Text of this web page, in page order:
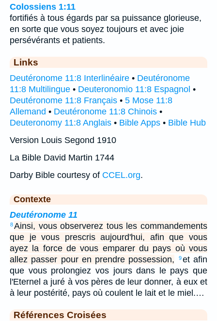
Colossiens 1:11
fortifiés à tous égards par sa puissance glorieuse,
en sorte que vous soyez toujours et avec joie
persévérants et patients.
Links
Deutéronome 11:8 Interlinéaire • Deutéronome
11:8 Multilingue • Deuteronomio 11:8 Espagnol •
Deutéronome 11:8 Français • 5 Mose 11:8
Allemand • Deutéronome 11:8 Chinois •
Deuteronomy 11:8 Anglais • Bible Apps • Bible Hub
Version Louis Segond 1910
La Bible David Martin 1744
Darby Bible courtesy of CCEL.org.
Contexte
Deutéronome 11
8Ainsi, vous observerez tous les commandements
que je vous prescris aujourd'hui, afin que vous
ayez la force de vous emparer du pays où vous
allez passer pour en prendre possession,
9et afin
que vous prolongiez vos jours dans le pays que
l'Eternel a juré à vos pères de leur donner, à eux et
à leur postérité, pays où coulent le lait et le miel.…
Références Croisées